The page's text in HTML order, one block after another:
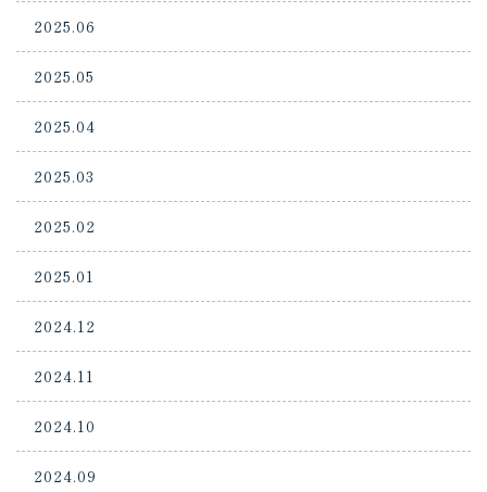
2025.06
2025.05
2025.04
2025.03
2025.02
2025.01
2024.12
2024.11
2024.10
2024.09